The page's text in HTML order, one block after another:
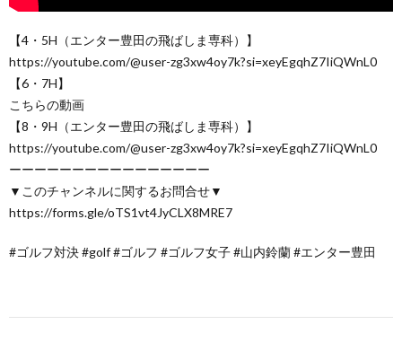
【4・5H（エンター豊田の飛ばしま専科）】
https://youtube.com/@user-zg3xw4oy7k?si=xeyEgqhZ7IiQWnL0
【6・7H】
こちらの動画
【8・9H（エンター豊田の飛ばしま専科）】
https://youtube.com/@user-zg3xw4oy7k?si=xeyEgqhZ7IiQWnL0
ーーーーーーーーーーーーーーーー
▼このチャンネルに関するお問合せ▼
https://forms.gle/oTS1vt4JyCLX8MRE7
#ゴルフ対決 #golf #ゴルフ #ゴルフ女子 #山内鈴蘭 #エンター豊田